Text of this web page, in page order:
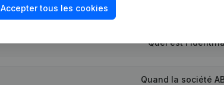
Quel est le
Quel est
Quand la société
Accepter tous les cookies